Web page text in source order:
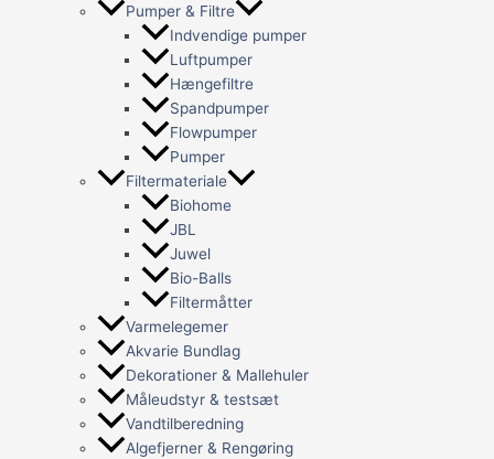
Pumper & Filtre
Indvendige pumper
Luftpumper
Hængefiltre
Spandpumper
Flowpumper
Pumper
Filtermateriale
Biohome
JBL
Juwel
Bio-Balls
Filtermåtter
Varmelegemer
Akvarie Bundlag
Dekorationer & Mallehuler
Måleudstyr & testsæt
Vandtilberedning
Algefjerner & Rengøring